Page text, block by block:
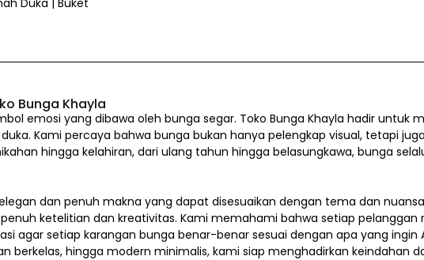
Duka | Buket
Bunga Khayla
emosi yang dibawa oleh bunga segar. Toko Bunga Khayla hadir untuk
Kami percaya bahwa bunga bukan hanya pelengkap visual, tetapi
hingga kelahiran, dari ulang tahun hingga belasungkawa, bunga
dan penuh makna yang dapat disesuaikan dengan tema dan
ketelitian dan kreativitas. Kami memahami bahwa setiap pelanggan
agar setiap karangan bunga benar-benar sesuai dengan apa yang ingin
berkelas, hingga modern minimalis, kami siap menghadirkan keindahan